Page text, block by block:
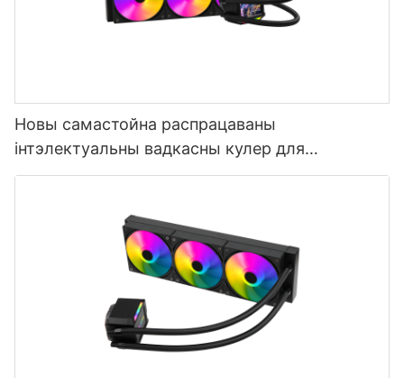
Новы самастойна распрацаваны
інтэлектуальны вадкасны кулер для
працэсара AIO 360 мм з ВК-экранам AURORA